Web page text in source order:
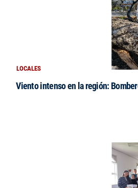
LOCALES
Viento intenso en la región: